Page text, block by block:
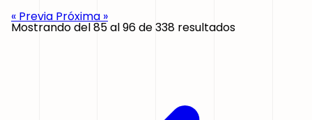
« Previa Próxima »
Mostrando del85al96de338 resultados